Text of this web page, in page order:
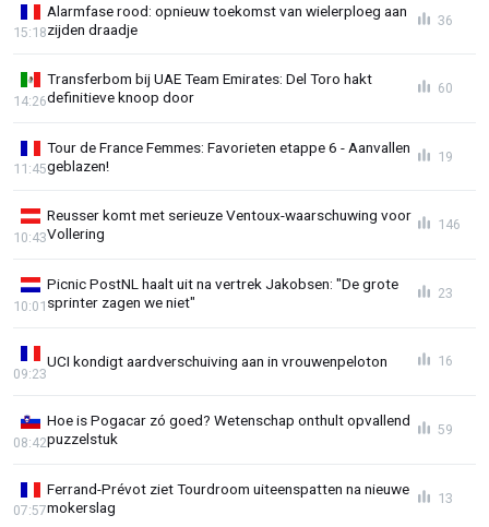
Alarmfase rood: opnieuw toekomst van wielerploeg aan
zijden draadje
15:18
36
Transferbom bij UAE Team Emirates: Del Toro hakt
definitieve knoop door
14:26
60
Tour de France Femmes: Favorieten etappe 6 - Aanvallen
geblazen!
11:45
19
Reusser komt met serieuze Ventoux-waarschuwing voor
Vollering
10:43
146
Picnic PostNL haalt uit na vertrek Jakobsen: "De grote
sprinter zagen we niet"
10:01
23
UCI kondigt aardverschuiving aan in vrouwenpeloton
09:23
16
Hoe is Pogacar zó goed? Wetenschap onthult opvallend
puzzelstuk
08:42
59
Ferrand-Prévot ziet Tourdroom uiteenspatten na nieuwe
mokerslag
07:57
13